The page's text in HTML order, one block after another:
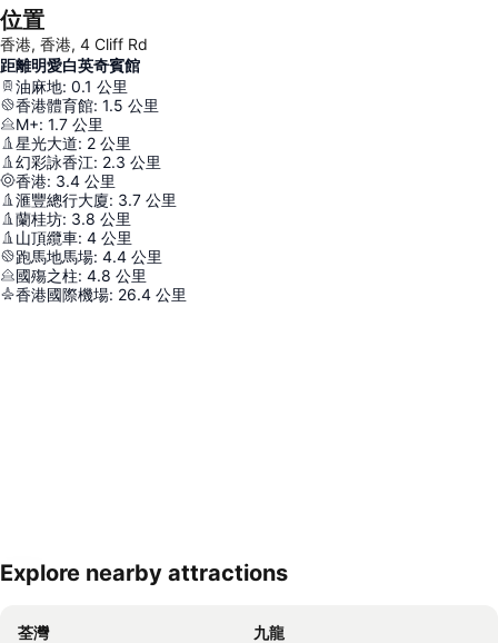
位置
香港, 香港, 4 Cliff Rd
距離明愛白英奇賓館
油麻地: 0.1 公里
香港體育館: 1.5 公里
M+: 1.7 公里
星光大道: 2 公里
幻彩詠香江: 2.3 公里
香港: 3.4 公里
滙豐總行大廈: 3.7 公里
蘭桂坊: 3.8 公里
山頂纜車: 4 公里
跑馬地馬場: 4.4 公里
國殤之柱: 4.8 公里
香港國際機場: 26.4 公里
展開地圖
Explore nearby attractions
荃灣
九龍